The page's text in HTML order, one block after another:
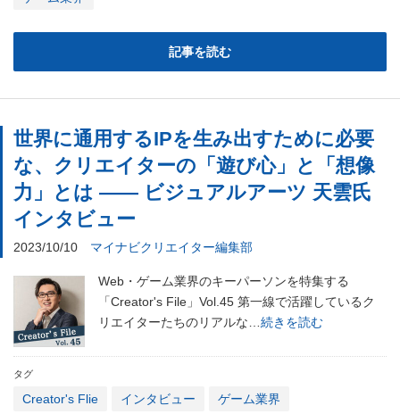
記事を読む
世界に通用するIPを生み出すために必要
な、クリエイターの「遊び心」と「想像
力」とは ―― ビジュアルアーツ 天雲氏
インタビュー
2023/10/10 マイナビクリエイター編集部
Web・ゲーム業界のキーパーソンを特集する
「Creator's File」Vol.45 第一線で活躍しているク
リエイターたちのリアルな… 続きを読む
タグ
Creator's Flie インタビュー ゲーム業界